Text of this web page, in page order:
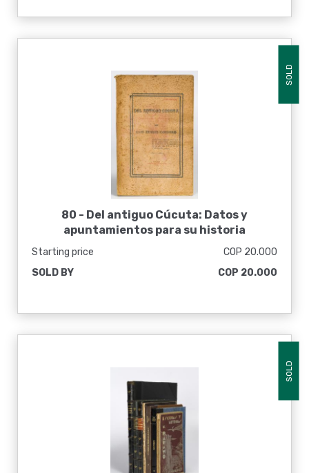
SOLD
80 - Del antiguo Cúcuta: Datos y
apuntamientos para su historia
Starting price
COP 20.000
SOLD BY
COP 20.000
SOLD